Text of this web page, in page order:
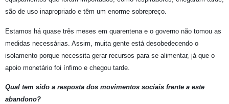
são de uso inapropriado e têm um enorme sobrepreço.
Estamos há quase três meses em quarentena e o governo não tomou as
medidas necessárias. Assim, muita gente está desobedecendo o
isolamento porque necessita gerar recursos para se alimentar, já que o
apoio monetário foi ínfimo e chegou tarde.
Qual tem sido a resposta dos movimentos sociais frente a este
abandono?